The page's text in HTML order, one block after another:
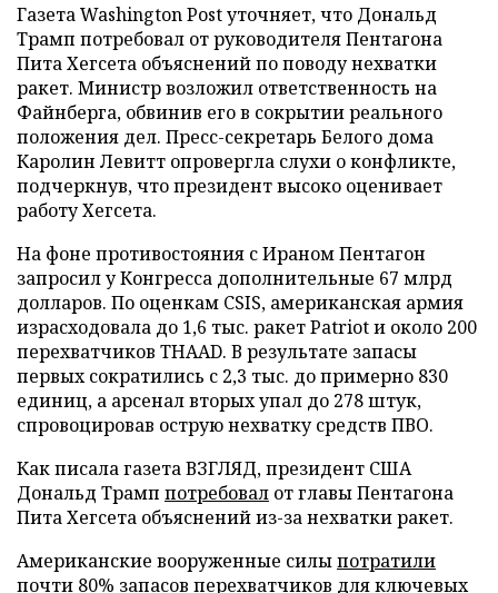
Газета Washington Post уточняет, что Дональд
Трамп потребовал от руководителя Пентагона
Пита Хегсета объяснений по поводу нехватки
ракет. Министр возложил ответственность на
Файнберга, обвинив его в сокрытии реального
положения дел. Пресс-секретарь Белого дома
Каролин Левитт опровергла слухи о конфликте,
подчеркнув, что президент высоко оценивает
работу Хегсета.
На фоне противостояния с Ираном Пентагон
запросил у Конгресса дополнительные 67 млрд
долларов. По оценкам CSIS, американская армия
израсходовала до 1,6 тыс. ракет Patriot и около 200
перехватчиков THAAD. В результате запасы
первых сократились с 2,3 тыс. до примерно 830
единиц, а арсенал вторых упал до 278 штук,
спровоцировав острую нехватку средств ПВО.
Как писала газета ВЗГЛЯД, президент США
Дональд Трамп потребовал от главы Пентагона
Пита Хегсета объяснений из-за нехватки ракет.
Американские вооруженные силыпотратили
почти 80% запасов перехватчиков для ключевых